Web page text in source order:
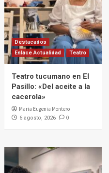
Destacados
Enlace Actualidad
Teatro
Teatro tucumano en El
Pasillo: «Del aceite a la
cacerola»
Maria Eugenia Montero
6 agosto, 2026 0